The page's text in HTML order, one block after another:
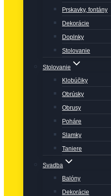
Prskavky, fontány
Dekorácie
Doplnky
Stolovanie
Stolovanie
Klobúčiky
Obrúsky
Obrusy
Poháre
Slamky
Taniere
Svadba
Balóny
Dekorácie